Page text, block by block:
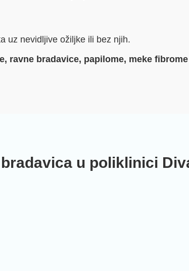
uz nevidljive ožiljke ili bez njih.
ravne bradavice, papilome, meke
u poliklinici